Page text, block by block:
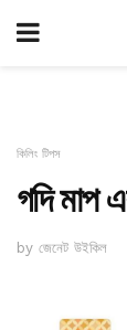
কিলিং টিপস
গদি মাপ
by জেনেট উইকিল